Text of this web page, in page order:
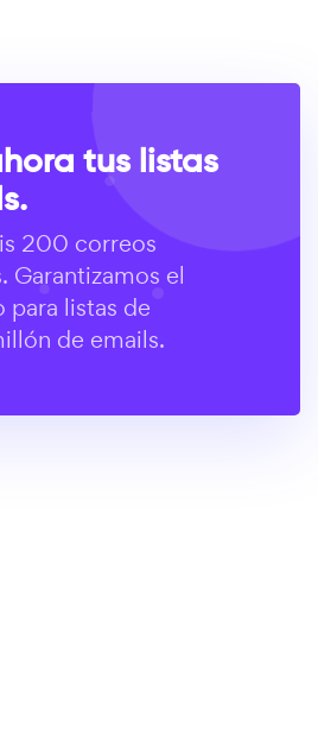
tus listas
200 correos
Garantizamos el
listas de
de emails.